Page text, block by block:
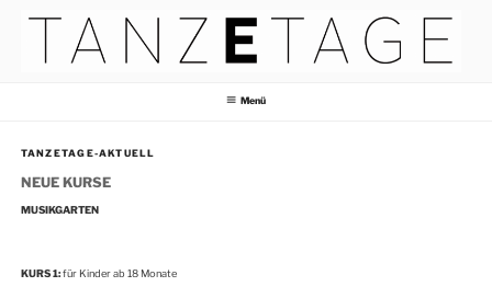
Menü
TANZETAGE-AKTUELL
NEUE KURSE
MUSIKGARTEN
KURS 1:für Kinder ab 18 Monate